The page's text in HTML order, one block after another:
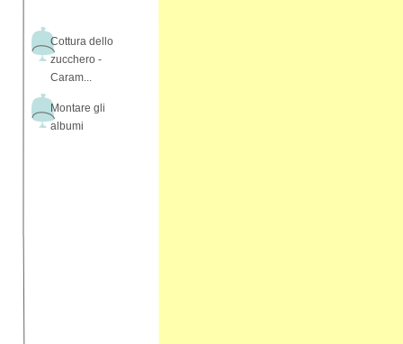
Cottura dello
zucchero -
Caram...
Montare gli
albumi